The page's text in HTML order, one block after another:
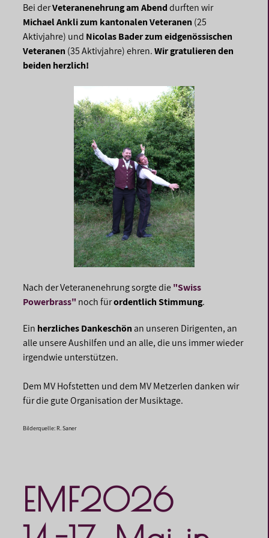
Bei derVeteranenehrung am Abenddurften wir
Michael Ankli zum kantonalen Veteranen (25
Aktivjahre) und Nicolas Bader zum eidgenössischen
Veteranen (35 Aktivjahre) ehren.Wir gratulieren den
beiden herzlich!
Nach der Veteranenehrung sorgte die"Swiss
Powerbrass" noch fürordentlich Stimmung.
Ein herzliches Dankeschön an unseren Dirigenten, an
alle unsere Aushilfen und an alle, die uns immer wieder
irgendwie unterstützen.
Dem MV Hofstetten und dem MV Metzerlen danken wir
für die gute Organisation der Musiktage.
Bilderquelle: R. Saner
EMF2026